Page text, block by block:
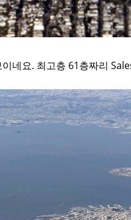
네요. 최고층 61층짜리